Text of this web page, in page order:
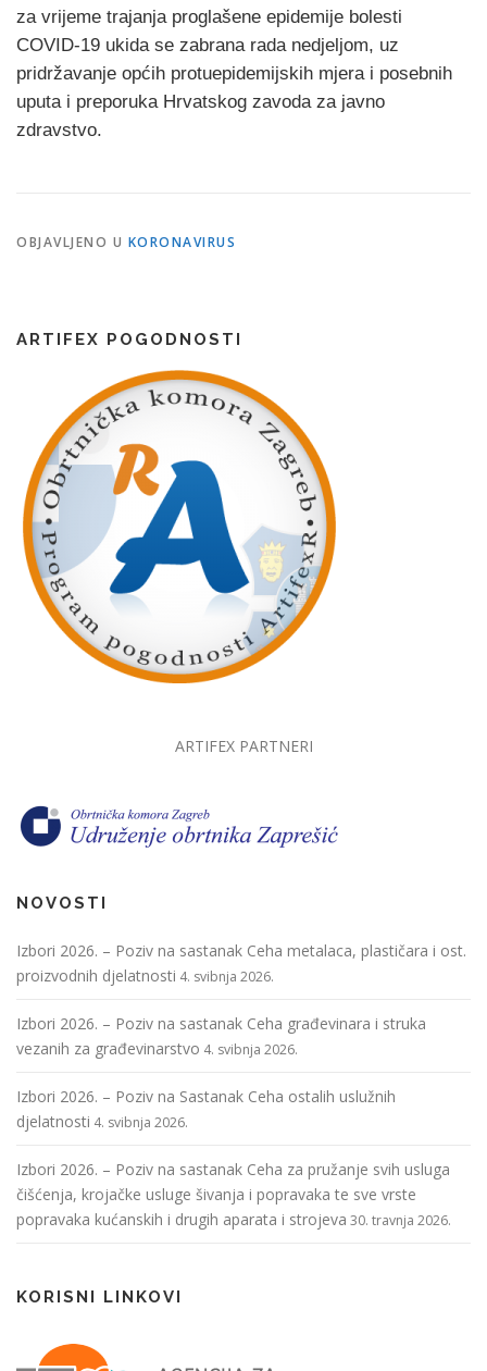
za vrijeme trajanja proglašene epidemije bolesti
COVID-19 ukida se zabrana rada nedjeljom, uz
pridržavanje općih protuepidemijskih mjera i posebnih
uputa i preporuka Hrvatskog zavoda za javno
zdravstvo.
OBJAVLJENO U KORONAVIRUS
ARTIFEX POGODNOSTI
ARTIFEX PARTNERI
NOVOSTI
Izbori 2026. – Poziv na sastanak Ceha metalaca, plastičara i ost.
proizvodnih djelatnosti 4. svibnja 2026.
Izbori 2026. – Poziv na sastanak Ceha građevinara i struka
vezanih za građevinarstvo 4. svibnja 2026.
Izbori 2026. – Poziv na Sastanak Ceha ostalih uslužnih
djelatnosti 4. svibnja 2026.
Izbori 2026. – Poziv na sastanak Ceha za pružanje svih usluga
čišćenja, krojačke usluge šivanja i popravaka te sve vrste
popravaka kućanskih i drugih aparata i strojeva 30. travnja 2026.
KORISNI LINKOVI